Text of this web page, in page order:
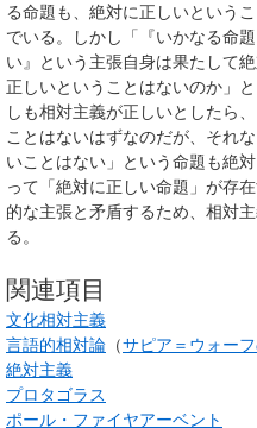
る命題も、絶対に正しいという
でいる。しかし「『いかなる命
い』という主張自身は果たして
正しいということはないのか」
しも相対主義が正しいとしたら
ことはないはずなのだが、それ
いことはない」という命題も絶
って「絶対に正しい命題」が存
的な主張と矛盾するため、相対
る。
関連項目
文化相対主義
言語的相対論 （サピア＝ウォー
絶対主義
プロタゴラス
ポール・ファイヤアーベント